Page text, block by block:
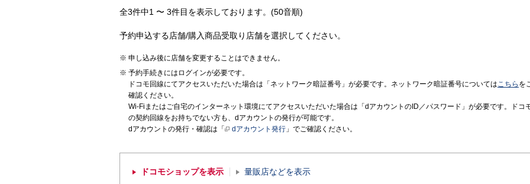
全3件中1 〜 3件目を表示しております。(50音順)
予約申込する店舗/購入商品受取り店舗を選択してください。
申し込み後に店舗を変更することはできません。
予約手続きにはログインが必要です。
ドコモ回線にてアクセスいただいた場合は「ネットワーク暗証番号」が必要です。ネットワーク暗証番号についてはこちら を
確認ください。
Wi-Fiまたはご自宅のインターネット環境にてアクセスいただいた場合は「dアカウントのID／パスワード」が必要です。ドコ
の契約回線をお持ちでない方も、dアカウントの発行が可能です。
dアカウントの発行・確認は「
dアカウント発行 」でご確認ください。
ドコモショップを表示 量販店などを表示